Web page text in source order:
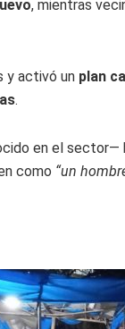
, mientras
y activó un plan
.
en el sector—
como “un